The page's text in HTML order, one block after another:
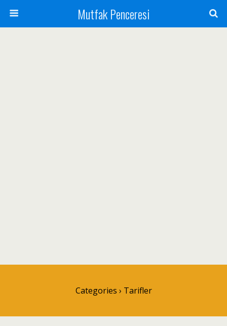
Mutfak Penceresi
Categories › Tarifler